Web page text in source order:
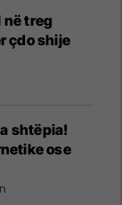
në treg
çdo shije
shtëpia!
ose